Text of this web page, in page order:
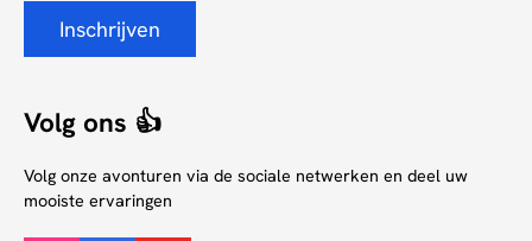
Inschrijven
Volg ons 👍
Volg onze avonturen via de sociale netwerken en deel uw
mooiste ervaringen